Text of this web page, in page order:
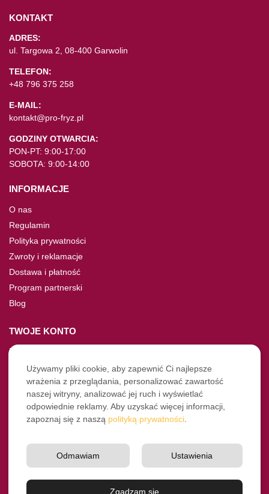
KONTAKT
ADRES:
ul. Targowa 2, 08-400 Garwolin
TELEFON:
+48 796 375 258
E-MAIL:
kontakt@pro-fryz.pl
GODZINY OTWARCIA:
PON-PT: 9:00-17:00
SOBOTA: 9:00-14:00
INFORMACJE
O nas
Regulamin
Polityka prywatności
Zwroty i reklamacje
Dostawa i płatność
Program partnerski
Blog
TWOJE KONTO
Moje konto
Nie pamiętasz hasła?
Twoje zamówienia
NASZE SOCIALE
Instagram
© Pro-Fryz.pl 2021-2026
Używamy pliki cookie, aby zapewnić Ci najlepsze
wrażenia z przeglądania, personalizować zawartość
naszej witryny, analizować jej ruch i wyświetlać
odpowiednie reklamy. Aby uzyskać więcej informacji,
zapoznaj się z naszą polityką prywatności
Zgadzam się
Ustawienia
Odmawiam